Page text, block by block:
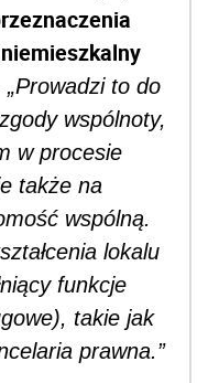
„Prowadzi to do
wspólnoty,
w procesie
także na
wspólną.
lokalu
funkcje
takie jak
prawna.”